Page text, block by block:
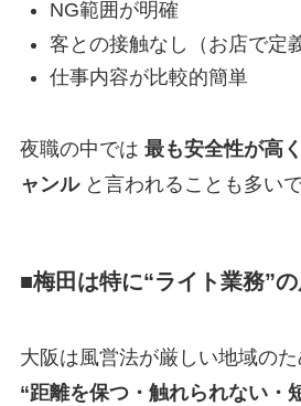
NG範囲が明確
客との接触なし（お店で定
仕事内容が比較的簡単
夜職の中では 最も安全性が高
ャンルと言われることも多いで
■梅田は特に“ライト業務”
大阪は風営法が厳しい地域のた
“距離を保つ・触れられない・